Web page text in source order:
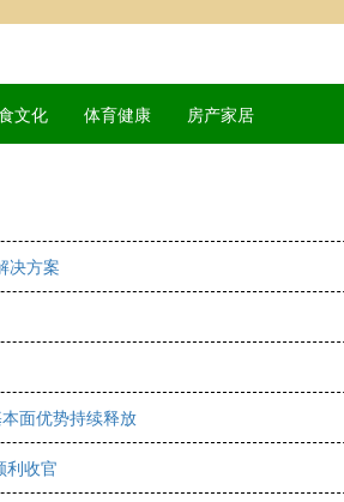
文化 体育健康 房产家居
决方案
面优势持续释放
利收官